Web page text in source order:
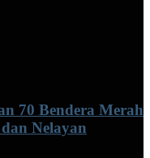
70 Bendera Merah
Nelayan